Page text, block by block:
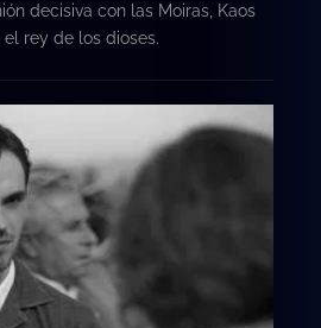
decisiva con las Moiras, Kaos
rey de los dioses.